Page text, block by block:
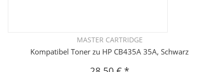
MASTER CARTRIDGE
Kompatibel Toner zu HP CB435A 35A, Schwarz